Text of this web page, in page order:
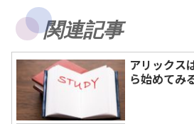
関連記事
アリックス
ら始めてみ